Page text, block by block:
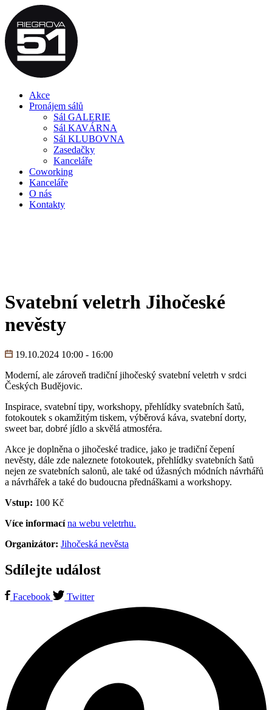
Akce
Pronájem sálů
Sál GALERIE
Sál KAVÁRNA
Sál KLUBOVNA
Zasedačky
Kanceláře
Coworking
Kanceláře
O nás
Kontakty
Svatební veletrh Jihočeské
nevěsty
19.10.2024 10:00 - 16:00
Moderní, ale zároveň tradiční jihočeský svatební veletrh v srdci
Českých Budějovic.
Inspirace, svatební tipy, workshopy, přehlídky svatebních šatů,
fotokoutek s okamžitým tiskem, výběrová káva, svatební dorty,
sweet bar, dobré jídlo a skvělá atmosféra.
Akce je doplněna o jihočeské tradice, jako je tradiční čepení
nevěsty, dále zde naleznete fotokoutek, přehlídky svatebních šatů
nejen ze svatebních salonů, ale také od úžasných módních návrhářů
a návrhářek a také do budoucna přednáškami a workshopy.
Vstup: 100 Kč
Více informací na webu veletrhu.
Organizátor: Jihočeská nevěsta
Sdílejte událost
Facebook Twitter